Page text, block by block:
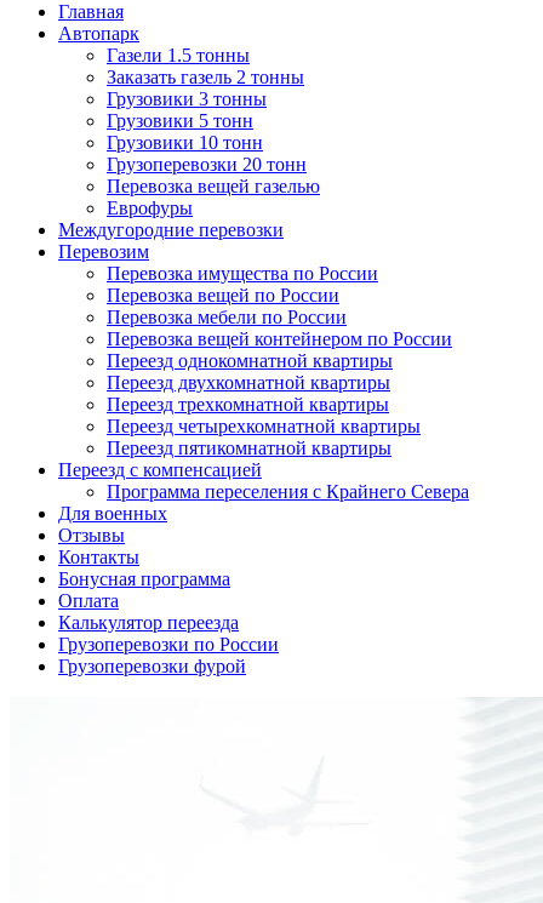
Главная
Автопарк
Газели 1.5 тонны
Заказать газель 2 тонны
Грузовики 3 тонны
Грузовики 5 тонн
Грузовики 10 тонн
Грузоперевозки 20 тонн
Перевозка вещей газелью
Еврофуры
Междугородние перевозки
Перевозим
Перевозка имущества по России
Перевозка вещей по России
Перевозка мебели по России
Перевозка вещей контейнером по России
Переезд однокомнатной квартиры
Переезд двухкомнатной квартиры
Переезд трехкомнатной квартиры
Переезд четырехкомнатной квартиры
Переезд пятикомнатной квартиры
Переезд с компенсацией
Программа переселения с Крайнего Севера
Для военных
Отзывы
Контакты
Бонусная программа
Оплата
Калькулятор переезда
Грузоперевозки по России
Грузоперевозки фурой